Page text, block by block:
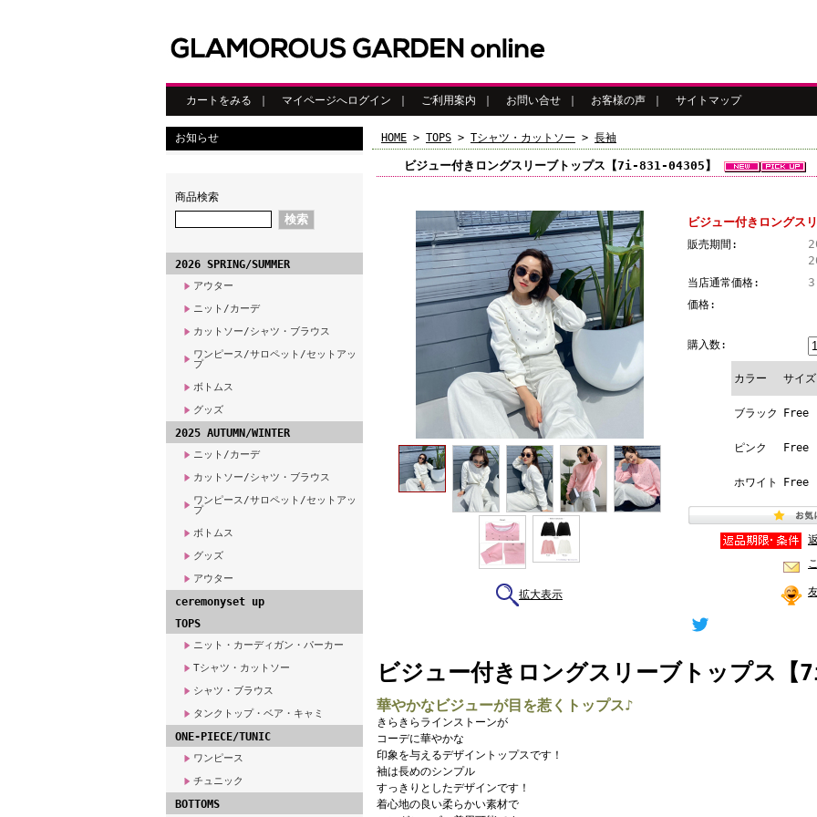
カートをみる マイページへログイン ご利用案内 お問い合せ お客様の声 サイトマップ
お知らせ
商品検索
2026 SPRING/SUMMER
アウター
ニット/カーデ
カットソー/シャツ・ブラウス
ワンピース/サロペット/セットアッ
プ
ボトムス
グッズ
2025 AUTUMN/WINTER
ニット/カーデ
カットソー/シャツ・ブラウス
ワンピース/サロペット/セットアッ
プ
ボトムス
グッズ
アウター
ceremonyset up
TOPS
ニット・カーディガン・パーカー
Tシャツ・カットソー
シャツ・ブラウス
タンクトップ・ベア・キャミ
ONE-PIECE/TUNIC
ワンピース
チュニック
BOTTOMS
HOME > TOPS > Tシャツ・カットソー > 長袖
ビジュー付きロングスリーブトップス【7i-831-04305】
拡大表示
ビジュー付きロング
販売期間:
当店通常価格:
価格:
購入数:
カラー サイズ
ブラック Free
ピンク Free
ホワイト Free
ビジュー付きロングスリーブトップス
華やかなビジューが目を惹くトップス♪
きらきらラインストーンが
コーデに華やかな
印象を与えるデザイントップスです！
袖は長めのシンプル
すっきりとしたデザインです！
着心地の良い柔らかい素材で